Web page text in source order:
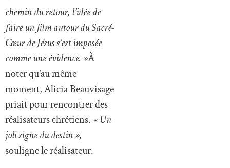
chemin du retour, l’idée de
faire un film autour du Sacré-
Cœur de Jésus s’est imposée
comme une évidence. »À
noter qu’au même
moment, Alicia Beauvisage
priait pour rencontrer des
réalisateurs chrétiens. « Un
joli signe du destin »,
souligne le réalisateur.